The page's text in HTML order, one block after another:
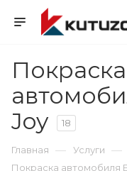
Покраска
Joy
18
Главная — Услуги —
Покраска автомобиля